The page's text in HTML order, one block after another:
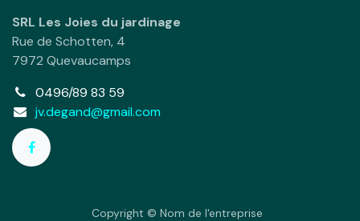
SRL Les Joies du jardinage
Rue de Schotten, 4
7972 Quevaucamps
0496/89 83 59
jv.degand@gmail.com
Copyright © Nom de l'entreprise